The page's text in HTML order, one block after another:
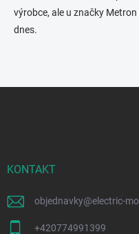
výrobce, ale u značky
dnes.
KONTAKT
objednavky@electric-
+420774991399